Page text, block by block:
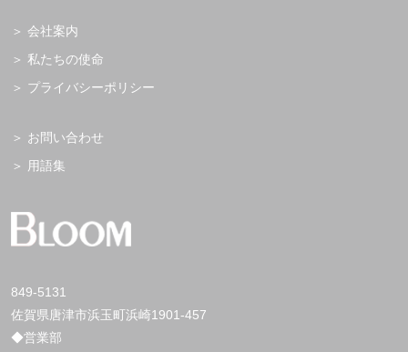
849-5131
佐賀県唐津市浜玉町浜崎1901-457
◆営業部
会社案内
私たちの使命
プライバシーポリシー
お問い合わせ
用語集